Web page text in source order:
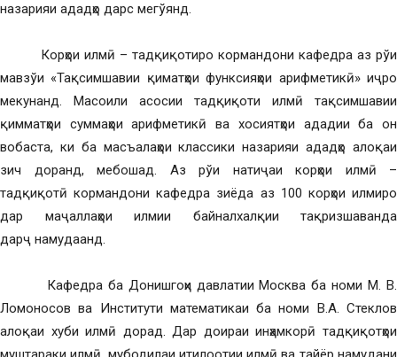
назарияи ададҳо дарс мегўянд.
Корҳои илмӣ – тадқиқотиро кормандони кафедра аз рўи
мавзўи «Тақсимшавии қиматҳои функсияҳои арифметикӣ» иҷро
мекунанд. Масоили асосии тадқиқоти илмӣ тақсимшавии
қимматҳои суммаҳои арифметикӣ ва хосиятҳои ададии ба он
вобаста, ки ба масъалаҳои классики назарияи ададҳо алоқаи
зич доранд, мебошад. Аз рўи натиҷаи корҳои илмӣ –
тадқиқотӣ кормандони кафедра зиёда аз 100 корҳои илмиро
дар маҷаллаҳои илмии байналхалқии тақризшаванда
дарҷ намудаанд.
Кафедра ба Донишгоҳи давлатии Москва ба номи М. В.
Ломоносов ва Институти математикаи ба номи В.А. Стеклов
алоқаи хуби илмӣ дорад. Дар доираи инҳамкорӣ тадқиқотҳои